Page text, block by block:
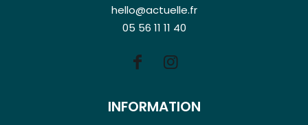
hello@actuelle.fr
05 56 11 11 40
INFORMATION